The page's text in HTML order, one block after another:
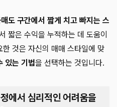
도 구간에서 짧게 치고 빠지는 스
짧은 수익을 누적하는 데 도움이
것은 자신의 매매 스타일에 맞
있는 기법을 선택하는 것입니다.
에서 심리적인 어려움을